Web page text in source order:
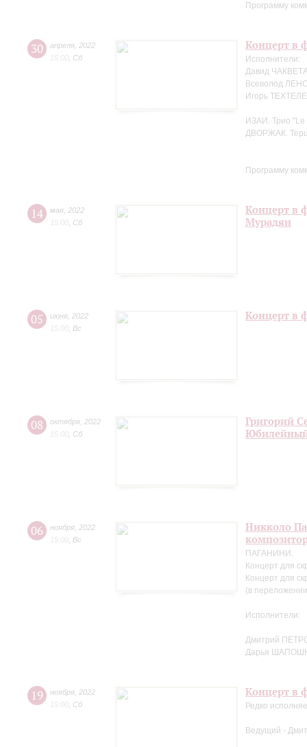
Программу
30 апреля 2022
15:00 Сб
Концерт в
Исполнители:
Давид
Всеволод
Игорь
ИЗАИ. Трио "Le
ДВОРЖАК.
Программу
14 мая 2022
15:00 Сб
Концерт в
Мурадян
05 июня 2022
15:00 Вс
Концерт в
08 октября 2022
15:00 Сб
Григорий
06 ноября 2022
15:00 Вс
Никколо
ПАГАНИНИ.
Концерт для
Концерт для
(в
Исполнители:
Дмитрий
Дарья
19 ноября 2022
15:00 Сб
Концерт в
Редко
Ведущий -